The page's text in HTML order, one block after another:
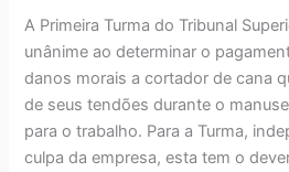
A Primeira Turma do Tribunal
unânime ao determinar o
danos morais a cortador de cana
de seus tendões durante o
para o trabalho. Para a Turma,
culpa da empresa, esta tem o